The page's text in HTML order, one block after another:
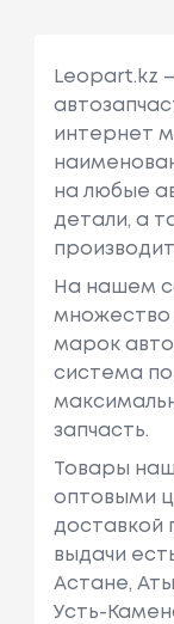
Leopart.kz
интернет
на любые
детали, а
На нашем
множество
марок
система
запчасть.
Товары
оптовыми
доставкой
выдачи
Астане,
Усть-